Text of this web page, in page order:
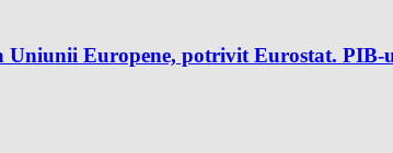
Uniunii Europene, potrivit Eurostat.